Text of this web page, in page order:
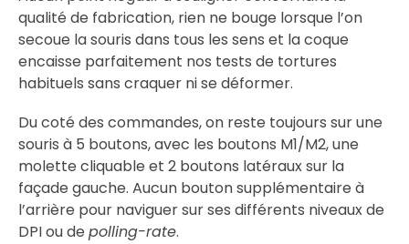
qualité de fabrication, rien ne bouge lorsque l’on
secoue la souris dans tous les sens et la coque
encaisse parfaitement nos tests de tortures
habituels sans craquer ni se déformer.
Du coté des commandes, on reste toujours sur une
souris à 5 boutons, avec les boutons M1/M2, une
molette cliquable et 2 boutons latéraux sur la
façade gauche. Aucun bouton supplémentaire à
l’arrière pour naviguer sur ses différents niveaux de
DPI ou de polling-rate.